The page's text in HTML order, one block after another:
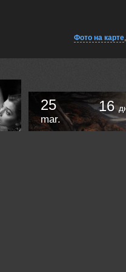
Фото на карте,
25
mar.
16